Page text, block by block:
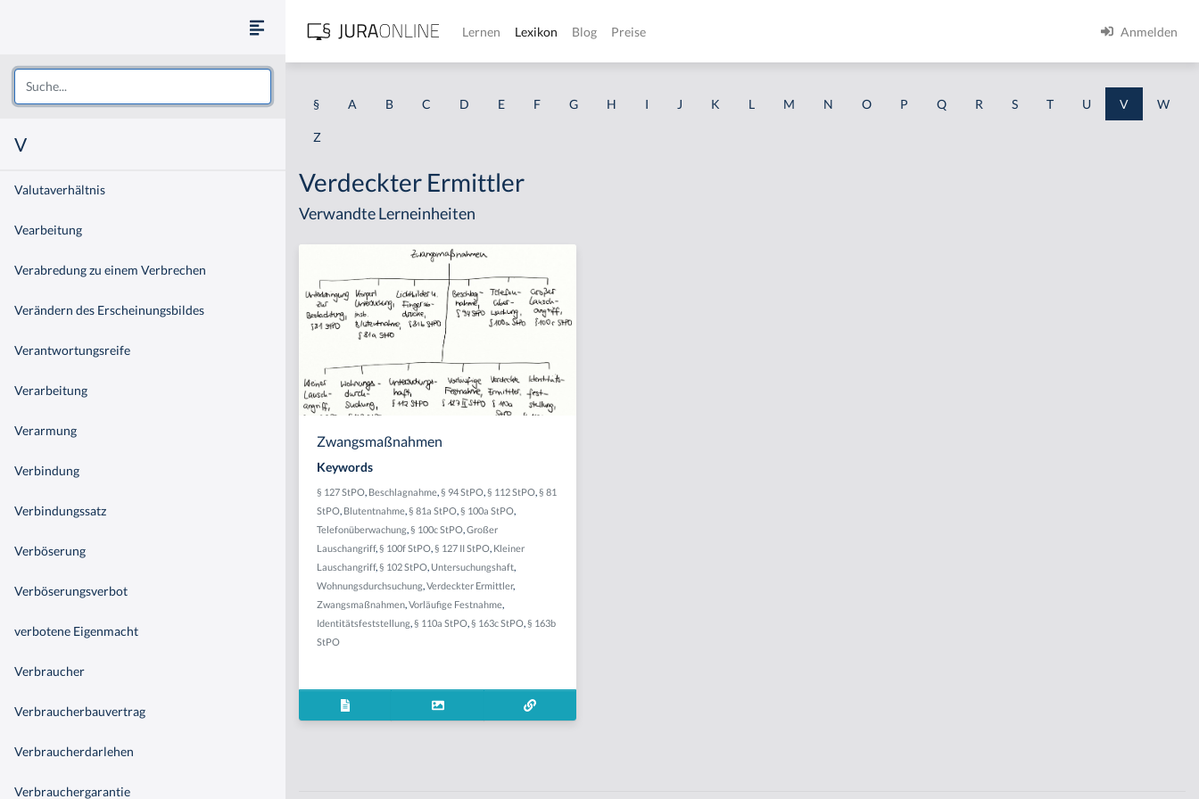
V
Valutaverhältnis
Vearbeitung
Verabredung zu einem Verbrechen
Verändern des Erscheinungsbildes
Verantwortungsreife
Verarbeitung
Verarmung
Verbindung
Verbindungssatz
Verböserung
Verböserungsverbot
verbotene Eigenmacht
Verbraucher
Verbraucherbauvertrag
Verbraucherdarlehen
Verbrauchergarantie
Lernen Lexikon Blog Preise Anmelden
§ A B C D E F G H I J K L M N O P Q R S T U V W
Z
Verdeckter Ermittler
Verwandte Lerneinheiten
Zwangsmaßnahmen
Keywords
§ 127 StPO, Beschlagnahme,§ 94 StPO,§ 112 StPO,§ 81
StPO, Blutentnahme,§ 81a StPO,§ 100a StPO,
Telefonüberwachung,§ 100c StPO,Großer
Lauschangriff,§ 100f StPO,§ 127 II StPO, Kleiner
Lauschangriff,§ 102 StPO, Untersuchungshaft,
Wohnungsdurchsuchung,Verdeckter Ermittler,
Zwangsmaßnahmen,Vorläufige Festnahme,
Identitätsfeststellung,§ 110a StPO,§ 163c StPO,§ 163b
StPO